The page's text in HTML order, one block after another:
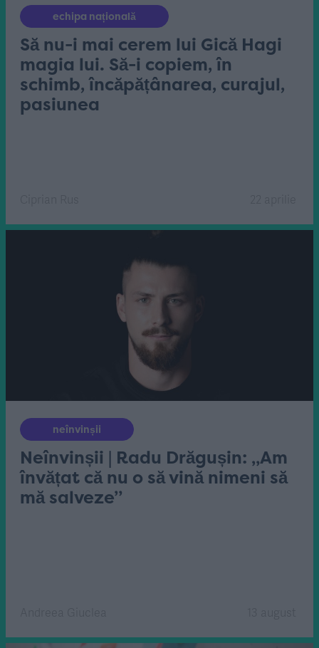
echipa națională
Să nu-i mai cerem lui Gică Hagi
magia lui. Să-i copiem, în
schimb, încăpățânarea, curajul,
pasiunea
neînvinșii
Neînvinșii | Radu Drăgușin: „Am
învățat că nu o să vină nimeni să
mă salveze”